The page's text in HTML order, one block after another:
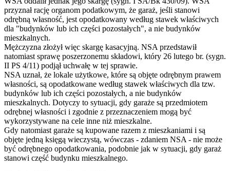
przyznał rację organom podatkowym, że garaż, jeśli stanowi
odrębną własność, jest opodatkowany według stawek właściwych
dla "budynków lub ich części pozostałych", a nie budynków
mieszkalnych.
Mężczyzna złożył więc skargę kasacyjną. NSA przedstawił
natomiast sprawę poszerzonemu składowi, który 26 lutego br. (sygn.
II PS 4/11) podjął uchwałę w tej sprawie.
NSA uznał, że lokale użytkowe, które są objęte odrębnym prawem
własności, są opodatkowane według stawek właściwych dla tzw.
budynków lub ich części pozostałych, a nie budynków
mieszkalnych. Dotyczy to sytuacji, gdy garaże są przedmiotem
odrębnej własności i zgodnie z przeznaczeniem mogą być
wykorzystywane na cele inne niż mieszkalne.
Gdy natomiast garaże są kupowane razem z mieszkaniami i są
objęte jedną księgą wieczystą, wówczas - zdaniem NSA - nie może
być odrębnego opodatkowania, podobnie jak w sytuacji, gdy garaż
stanowi część budynku mieszkalnego.